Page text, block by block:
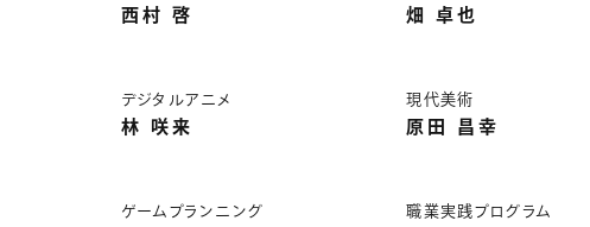
西村 啓 畑 卓也
デジタルアニメ
林 咲来
現代美術
原田 昌幸
ゲームプランニング 職業実践プログラム